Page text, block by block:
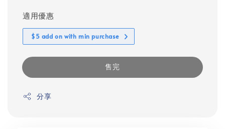
適用優惠
$5 add on with min purchase
售完
分享